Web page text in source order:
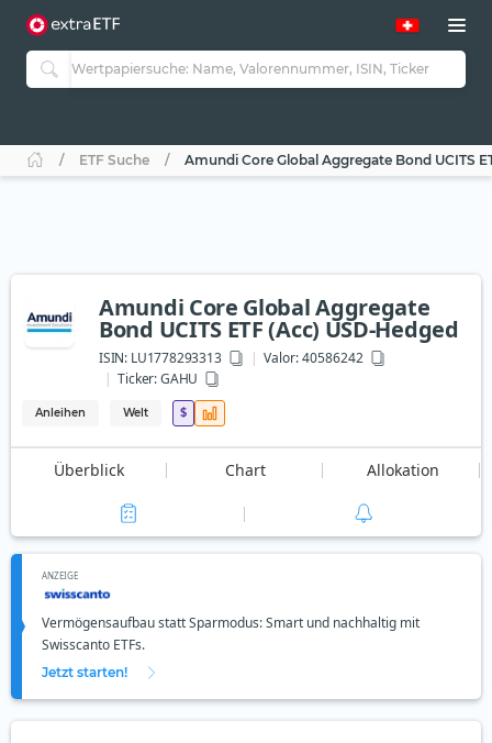
ETF Suche Amundi Core Global Aggregate Bond UCITS
Amundi Core Global Aggregate
Bond UCITS ETF (Acc) USD-Hedged
ISIN: LU1778293313
Valor: 40586242
Ticker:GAHU
Anleihen Welt $
Überblick Chart Allokation
ANZEIGE
Vermögensaufbau statt Sparmodus: Smart und nachhaltig mit
Swisscanto ETFs.
Jetzt starten!